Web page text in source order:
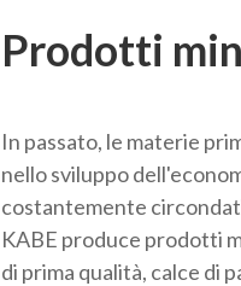
Prodotti
In passato, le materie
nello sviluppo
costantemente
KABE produce prodotti
di prima qualità, calce di